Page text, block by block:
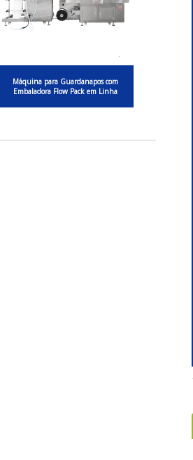
Máquina para Guardanapos com
Embaladora Flow Pack em Linha